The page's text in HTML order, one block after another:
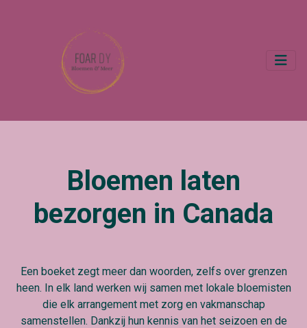
Bloemen laten
bezorgen in Canada
Een boeket zegt meer dan woorden, zelfs over grenzen
heen. In elk land werken wij samen met lokale bloemisten
die elk arrangement met zorg en vakmanschap
samenstellen. Dankzij hun kennis van het seizoen en de